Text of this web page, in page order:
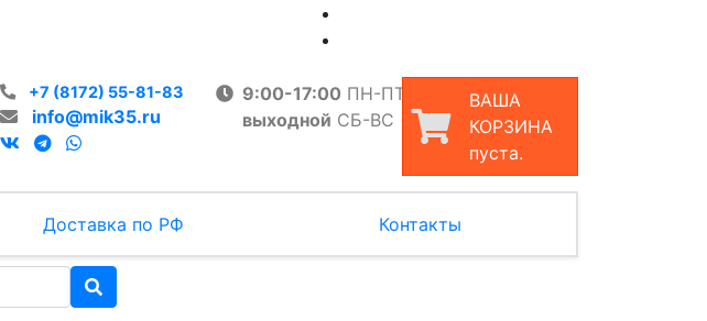
+7 (8172) 55-81-83
info@mik35.ru
9:00-17:00 ПН-ПТ
выходной СБ-ВС
ВАША
КОРЗИНА
пуста.
Доставка по РФ Контакты